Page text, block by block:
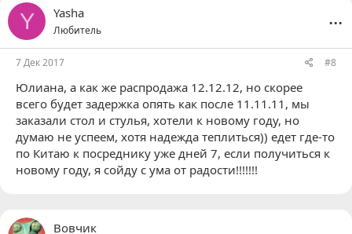
Y Yasha
Любитель
...
7 Дек 2017 #8
Юлиана, а как же распродажа 12.12.12, но скорее
всего будет задержка опять как после 11.11.11, мы
заказали стол и стулья, хотели к новому году, но
думаю не успеем, хотя надежда теплиться)) едет где-то
по Китаю к посреднику уже дней 7, если получиться к
новому году, я сойду с ума от радости!!!!!!!
Вовчик